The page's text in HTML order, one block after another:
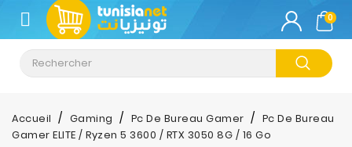
CATÉGORIE
Climatisation
Informatique
0
Accueil Gaming Pc De Bureau Gamer
Pc De Bureau
Gamer ELITE / Ryzen 5 3600 / RTX 3050 8G / 16 Go